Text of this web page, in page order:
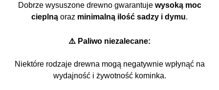
Dobrze wysuszone drewno gwarantuje wysoką moc
cieplną oraz minimalną ilość sadzy i dymu.
⚠️ Paliwo niezalecane:
Niektóre rodzaje drewna mogą negatywnie wpłynąć na
wydajność i żywotność kominka.